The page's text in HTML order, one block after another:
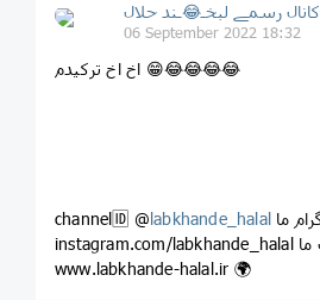
کانال رسمے لبخـ😂ـند حلال
06 September 2022 18:32
اخ اخ ترکیدم 😁😂😂😂😂
channel🆔 @labkhande_halal
instagram.com/labkhande_halal سایت ما 😉👇
www.labkhande-halal.ir 🌍